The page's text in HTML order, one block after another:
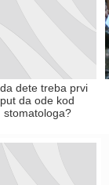
dete treba prvi
put da ode kod
stomatologa?